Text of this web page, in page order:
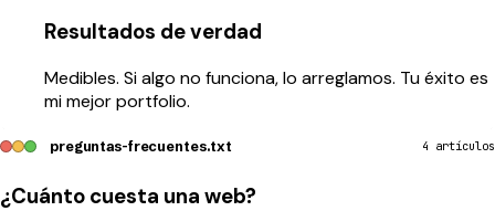
Resultados de verdad
Medibles. Si algo no funciona, lo arreglamos. Tu éxito es
mi mejor portfolio.
preguntas-frecuentes.txt 4 artículos
¿Cuánto cuesta una web?